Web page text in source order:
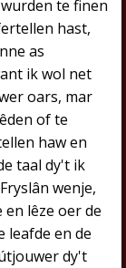
te finen
hast,
as
ik wol net
oars, mar
of te
haw en
taal dy't ik
wenje,
lêze oer de
leafde en de
dy't